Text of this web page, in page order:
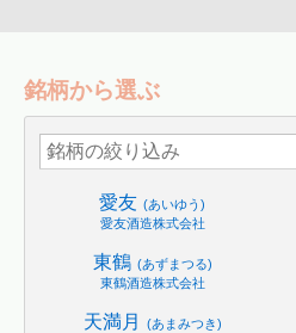
銘柄から選ぶ
愛友 (あいゆう)
愛友酒造株式会社
東鶴 (あずまつる)
東鶴酒造株式会社
天満月
(あまみつき)